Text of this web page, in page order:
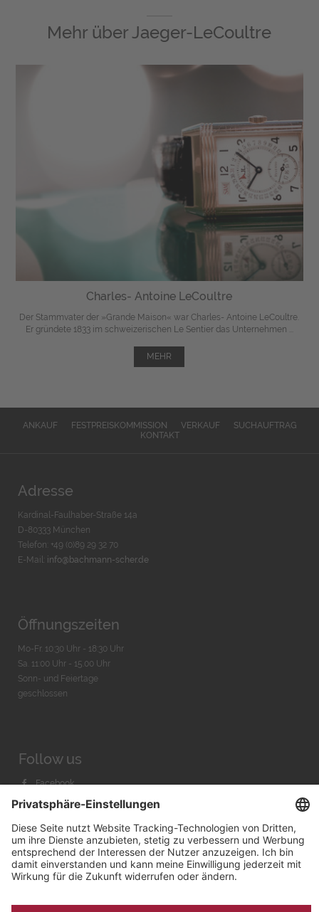
Mehr überJaeger-LeCoultre
Charles- Antoine LeCoultre
Der Stammvater der »Grande Maison« war Charles- Antoine LeCoultre.
Er gründete 1833 im schweizerischen Le Sentier das Unternehmen ...
MEHR
ANKAUF FESTPREISKOMMISSION VERKAUF
SUCHAUFTRAG
KONTAKT
Adresse
Kardinal-Faulhaber-Straße 14a
D-80333 München
Telefon: +49 (0)89 29 32 70
E-Mail: info@bachmann-scher.de
Öffnungszeiten
Mo-Fr. 10:30 Uhr - 18:30 Uhr
Sa. 11:00 Uhr - 15.00 Uhr
Sonn- und Feiertage
geschlossen
Follow us
Facebook
Instagram
Youtube